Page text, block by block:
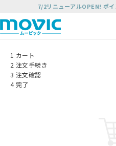
7/2リニューアルOPEN! ポ
1 カート
2 注文手続き
3 注文確認
4 完了